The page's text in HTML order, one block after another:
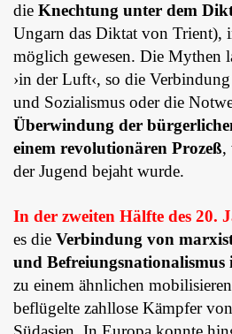
die Knechtung unter dem
Ungarn das Diktat von Trient),
möglich gewesen. Die Mythen
›in der Luft‹, so die
und Sozialismus oder die
Überwindung der
einem revolutionären Prozeß,
der Jugend bejaht wurde.
In der zweiten Hälfte des 20.
es die Verbindung von
und
zu einem ähnlichen
beflügelte zahllose Kämpfer